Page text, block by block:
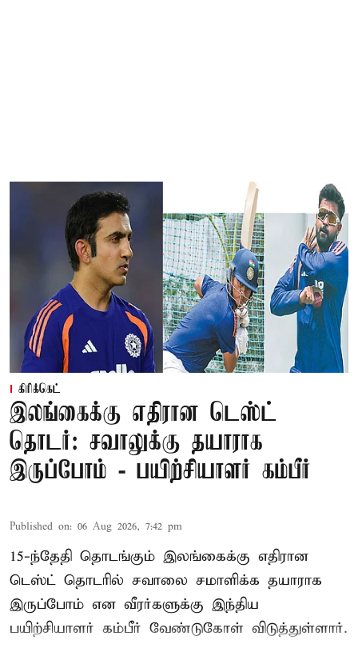
கிரிக்கெட்
இலங்கைக்கு எதிரான டெஸ்ட்
தொடர்: சவாலுக்கு தயாராக
இருப்போம் - பயிற்சியாளர் கம்பீர்
Published on: 06 Aug 2026, 7:42 pm
15-ந்தேதி தொடங்கும் இலங்கைக்கு எதிரான
டெஸ்ட் தொடரில் சவாலை சமாளிக்க தயாராக
இருப்போம் என வீரர்களுக்கு இந்திய
பயிற்சியாளர் கம்பீர் வேண்டுகோள் விடுத்துள்ளார்.